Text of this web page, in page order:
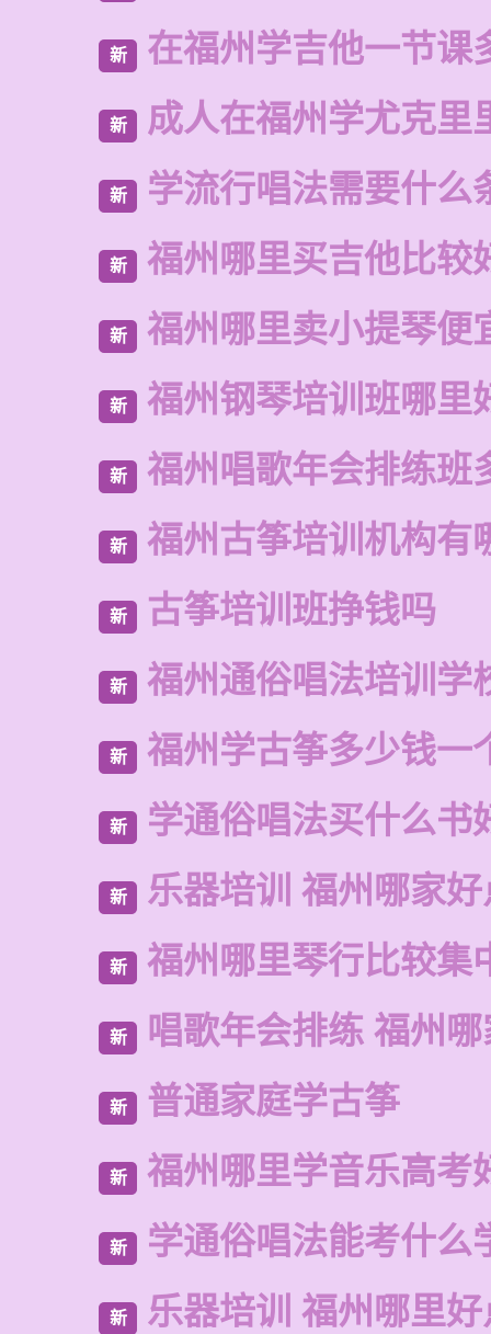
新 在福州学吉他一节课
新 成人在福州学尤克里
新 学流行唱法需要什么
新 福州哪里买吉他比较
新 福州哪里卖小提琴便
新 福州钢琴培训班哪里
新 福州唱歌年会排练班
新 福州古筝培训机构有
新 古筝培训班挣钱吗
新 福州通俗唱法培训学
新 福州学古筝多少钱一
新 学通俗唱法买什么书
新 乐器培训 福州哪家
新 福州哪里琴行比较集
新 唱歌年会排练 福州
新 普通家庭学古筝
新 福州哪里学音乐高考
新 学通俗唱法能考什么
新 乐器培训 福州哪里